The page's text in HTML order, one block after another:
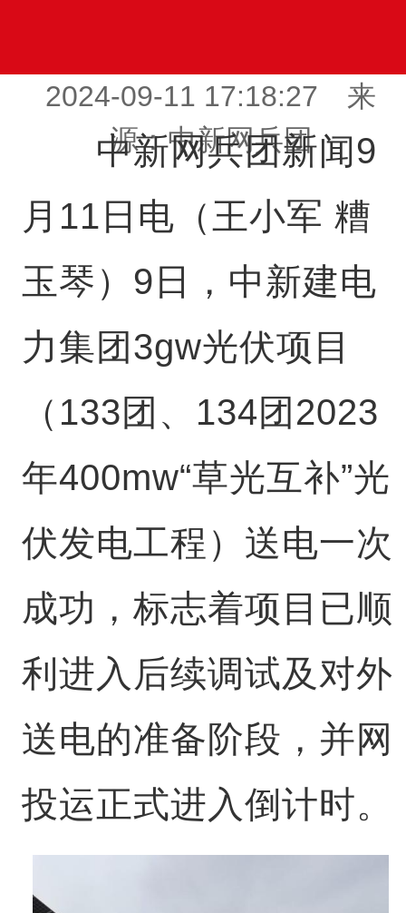
2024-09-11 17:18:27 来
源：中新网兵团
中新网兵团新闻9
月11日电（王小军 糟
玉琴）9日，中新建电
力集团3gw光伏项目
（133团、134团2023
年400mw“草光互补”光
伏发电工程）送电一次
成功，标志着项目已顺
利进入后续调试及对外
送电的准备阶段，并网
投运正式进入倒计时。